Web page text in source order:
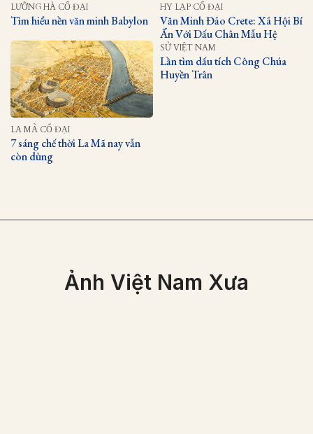
LƯỠNG HÀ CỔ ĐẠI
Tìm hiểu nền văn minh Babylon
HY LẠP CỔ ĐẠI
Văn Minh Đảo Crete: Xã Hội Bí
Ẩn Với Dấu Chân Mẫu Hệ
LA MÃ CỔ ĐẠI
7 sáng chế thời La Mã nay vẫn
còn dùng
SỬ VIỆT NAM
Lần tìm dấu tích Công Chúa
Huyền Trân
Ảnh Việt Nam Xưa